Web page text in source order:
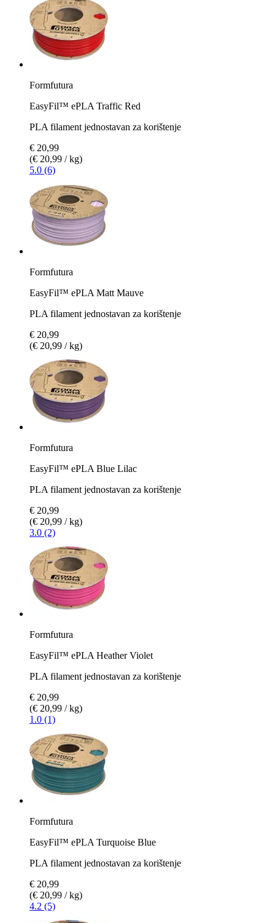
Formfutura
EasyFil™ ePLA Traffic Red
PLA filament jednostavan za korištenje
€ 20,99
(€ 20,99 / kg)
5.0 (6)
Formfutura
EasyFil™ ePLA Matt Mauve
PLA filament jednostavan za korištenje
€ 20,99
(€ 20,99 / kg)
Formfutura
EasyFil™ ePLA Blue Lilac
PLA filament jednostavan za korištenje
€ 20,99
(€ 20,99 / kg)
3.0 (2)
Formfutura
EasyFil™ ePLA Heather Violet
PLA filament jednostavan za korištenje
€ 20,99
(€ 20,99 / kg)
1.0 (1)
Formfutura
EasyFil™ ePLA Turquoise Blue
PLA filament jednostavan za korištenje
€ 20,99
(€ 20,99 / kg)
4.2 (5)